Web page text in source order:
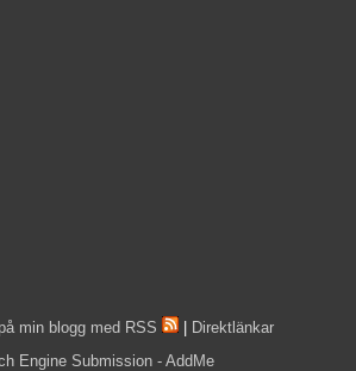
min blogg med RSS
Direktlänkar
Engine Submission - AddMe